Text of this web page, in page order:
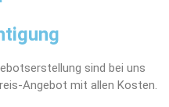
sind bei uns
Angebot mit allen Kosten.